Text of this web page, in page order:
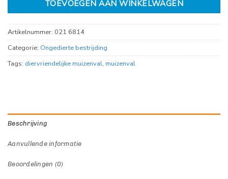
TOEVOEGEN AAN WINKELWAGEN
Artikelnummer: 021 6814
Categorie: Ongedierte bestrijding
Tags: diervriendelijke muizenval, muizenval
Beschrijving
Aanvullende informatie
Beoordelingen (0)